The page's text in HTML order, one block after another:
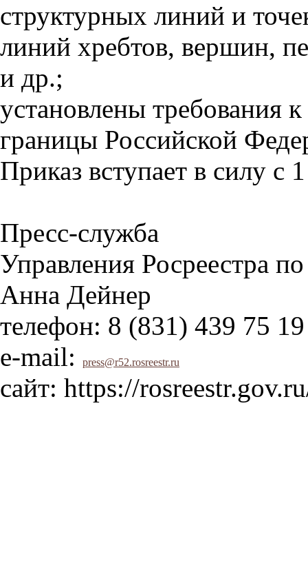
структурных линий и
линий хребтов, вершин,
и др.;
установлены требования
границы Российской
Приказ вступает в силу с
Пресс-служба
Управления Росреестра
Анна Дейнер
телефон: 8 (831) 439 75 19
е-mail:
press@r52.rosreestr.ru
сайт: https://